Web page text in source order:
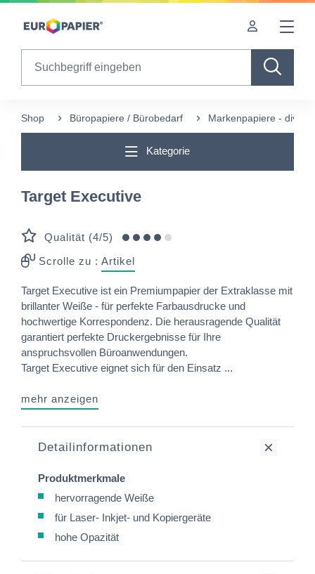
Table Of Content
Shop Büropapiere / Bürobedarf Markenpapiere -
Kategorie
Target Executive
Qualität (4/5)
Scrolle zu : Artikel
Target Executive ist ein Premiumpapier der Extraklasse mit
brillanter Weiße - für perfekte Farbausdrucke und
hochwertige Korrespondenz. Die herausragende Qualität
garantiert perfekte Druckergebnisse für Ihre
anspruchsvollen Büroanwendungen.
Target Executive eignet sich für den Einsatz ...
mehr anzeigen
Detailinformationen
Produktmerkmale
hervorragende Weiße
für Laser- Inkjet- und Kopiergeräte
hohe Opazität